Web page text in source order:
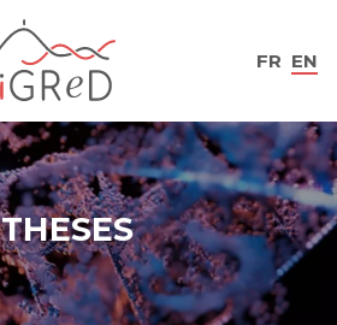
FR EN
THESES